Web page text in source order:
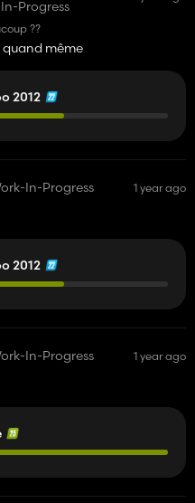
Progress
??
quand même
2012
In-Progress 1 year ago
2012
In-Progress 1 year ago